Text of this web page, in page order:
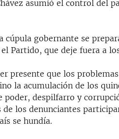
asumió el control del
cúpula gobernante se
Partido, que deje fuera a
presente que los
la acumulación de los
poder, despilfarro y
de los denunciantes
se hundía.